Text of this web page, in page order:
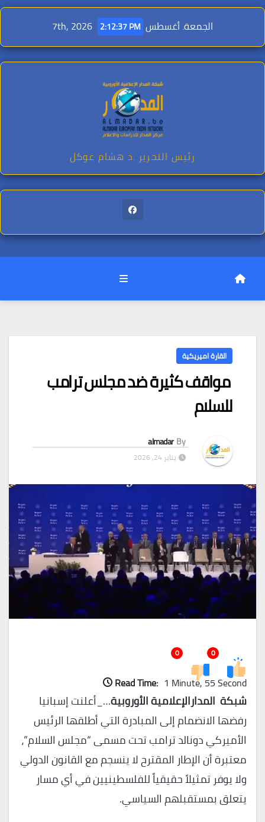
Skip
content
الجمعة. أغسطس 7th, 2026 2:12:38 PM
رئيس التحرير .د هشام عوكل
القارة اميريكية
مواقف كثيرة ضد مجلس ترامب
للسلام
By
almadar
يناير 24, 2026
0
0
Read Time: 1 Minute, 55 Second
شبكة المدارالإعلامية الأوروبية…_أعلنت إسبانيا
رفضها الانضمام إلى المبادرة التي أطلقها الرئيس
الأميركي دونالد ترامب تحت مسمى “مجلس السلام”،
معتبرة أن الإطار المقترح لا ينسجم مع القانون الدولي
ولا يوفر تمثيلاً حقيقياً للفلسطينيين في أي مسار
يتعلق بمستقبلهم السياسي.